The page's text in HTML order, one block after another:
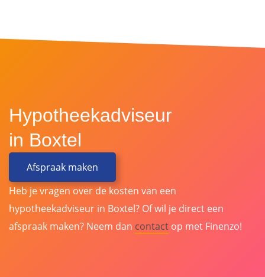
Hypotheekadviseur
in Boxtel
Afspraak maken
Heb je vragen over de kosten van een
hypotheekadviseur in Boxtel? Of wil je direct een
afspraak maken? Neem dan contact op met Finenzo!